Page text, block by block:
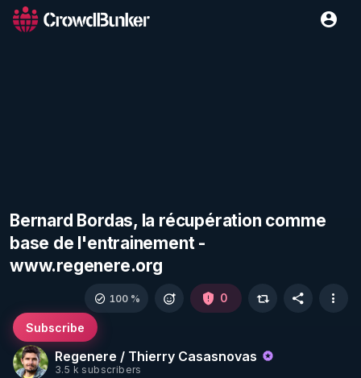
Bernard Bordas, la récupération comme
base de l'entrainement -
www.regenere.org
Regenere / Thierry Casasnovas
3.5 k subscribers
Subscribe
100 % 0